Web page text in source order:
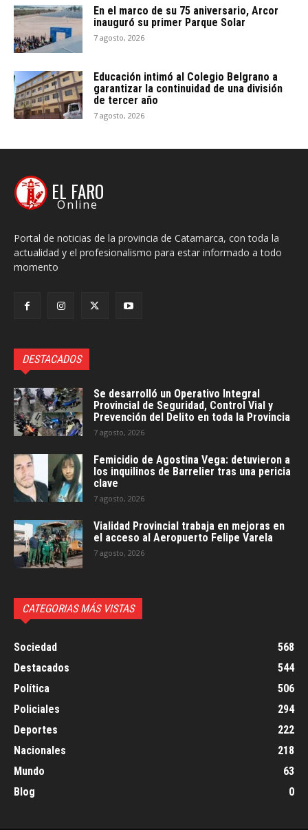
En el marco de su 75 aniversario, Arcor
inauguró su primer Parque Solar
7 agosto, 2026
Educación intimó al Colegio Belgrano a
garantizar la continuidad de una división
de tercer año
7 agosto, 2026
EL FARO
Online
Portal de noticias de la provincia de Catamarca, con toda la
actualidad y el profesionalismo para estar informado a todo
momento
DESTACADOS
Se desarrolló un Operativo Integral
Provincial de Seguridad, Control Vial y
Prevención del Delito en toda la Provincia
7 agosto, 2026
Femicidio de Agostina Vega: detuvieron a
los inquilinos de Barrelier tras una pericia
clave
7 agosto, 2026
Vialidad Provincial trabaja en mejoras en
el acceso al Aeropuerto Felipe Varela
7 agosto, 2026
CATEGORIAS MÁS VISTAS
Sociedad
568
Destacados
544
Política
506
Policiales
294
Deportes
222
Nacionales
218
Mundo
63
Blog
0